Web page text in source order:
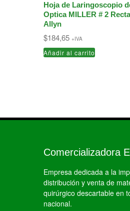
Hoja de Laringoscopio
Optica MILLER # 2
Allyn
$184,65 +IVA
Añadir al carrito
Comercializadora
Empresa dedicada a la
distribución y venta de
quirúrgico descartable en
nacional.